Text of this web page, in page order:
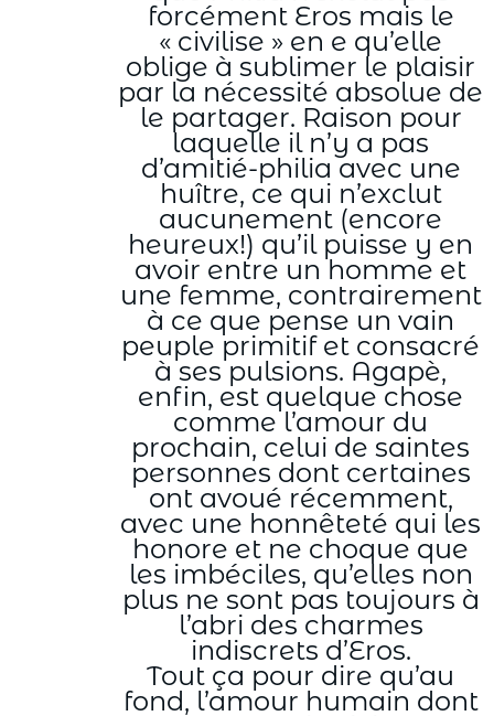
forcément Eros mais le
« civilise » en e qu’elle
oblige à sublimer le plaisir
par la nécessité absolue de
le partager. Raison pour
laquelle il n’y a pas
d’amitié-philia avec une
huître, ce qui n’exclut
aucunement (encore
heureux!) qu’il puisse y en
avoir entre un homme et
une femme, contrairement
à ce que pense un vain
peuple primitif et consacré
à ses pulsions. Agapè,
enfin, est quelque chose
comme l’amour du
prochain, celui de saintes
personnes dont certaines
ont avoué récemment,
avec une honnêteté qui les
honore et ne choque que
les imbéciles, qu’elles non
plus ne sont pas toujours à
l’abri des charmes
indiscrets d’Eros.
Tout ça pour dire qu’au
fond, l’amour humain dont